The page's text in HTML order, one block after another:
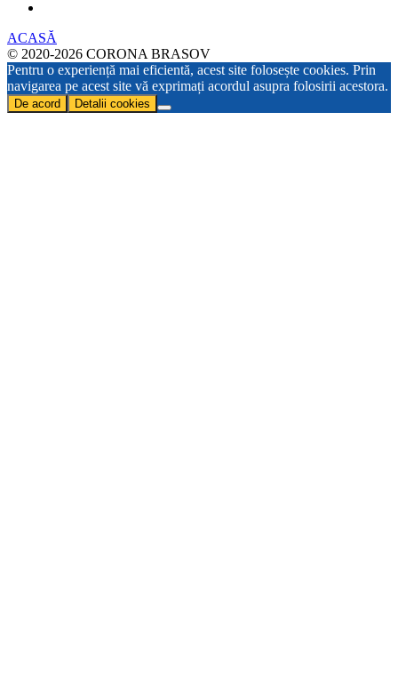
ACASĂ
© 2020-2026 CORONA BRASOV
Pentru o experiență mai eficientă, acest site folosește cookies. Prin
navigarea pe acest site vă exprimați acordul asupra folosirii acestora.
De acord Detalii cookies